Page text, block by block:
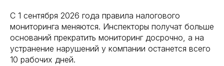
С 1 сентября 2026 года правила налогового
мониторинга меняются. Инспекторы получат больше
оснований прекратить мониторинг досрочно, а на
устранение нарушений у компании останется всего
10 рабочих дней.